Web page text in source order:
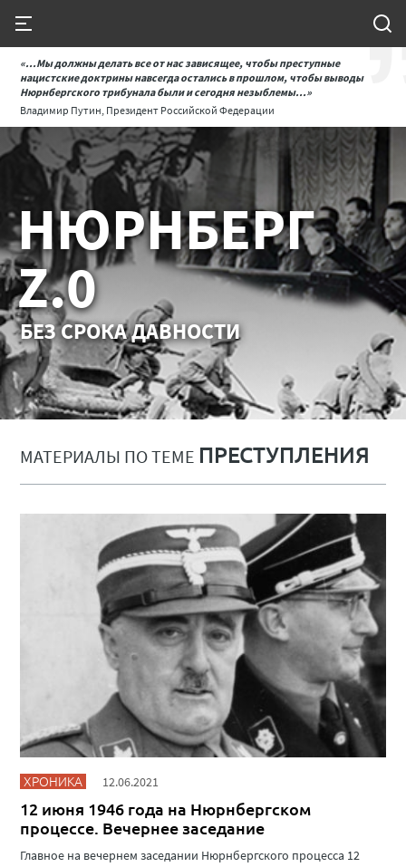
«...Мы должны делать все от нас зависящее, чтобы преступные
нацистские доктрины навсегда остались в прошлом, чтобы выводы
Нюрнбергского трибунала были и сегодня незыблемы...»
Владимир Путин, Президент Российской Федерации
НЮРНБЕРГ
Z.0
БЕЗ СРОКА ДАВНОСТИ
МАТЕРИАЛЫ ПО ТЕМЕ ПРЕСТУПЛЕНИЯ
ХРОНИКА 12.06.2021
12 июня 1946 года на Нюрнбергском
процессе. Вечернее заседание
Главное на вечернем заседании Нюрнбергского процесса 12